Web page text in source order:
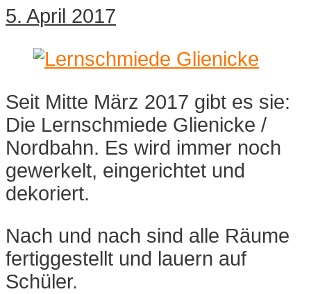
5. April 2017
Seit Mitte März 2017 gibt es sie:
Die Lernschmiede Glienicke /
Nordbahn. Es wird immer noch
gewerkelt, eingerichtet und
dekoriert.
Nach und nach sind alle Räume
fertiggestellt und lauern auf
Schüler.